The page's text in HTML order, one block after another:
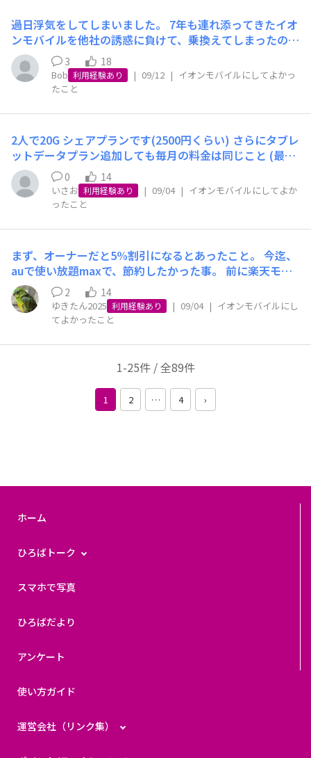
過日浮気をしてしまいました。 7年も連れ添ってきたイオ
ンモバイルを他社の誘惑に負けて、乗換えてしまったので
す。 でも、電波が弱いし繋がりにくい所も。 もうイヤ、
よりを戻したいです。って言う事でイオンモバイルに戻っ
てまいりました。 皆さんも甘い誘惑に注意してね。
3 18
Bob 利用経験あり | 09/12 | イオンモバイルにしてよかっ
たこと
2人で20G シェアプランです(2500円くらい) さらにタブレ
ットデータプラン追加しても毎月の料金は同じこと (最初
に登録手数料だけかかります)
0 14
いさお 利用経験あり | 09/04 | イオンモバイルにしてよか
ったこと
まず、オーナーだと5%割引になるとあったこと。 今迄、
auで使い放題maxで、節約したかった事。 前に楽天モバ
イルを使ったけど…〇円の時ね。その後2ヶ月だけ継続し
たが繋がらない。 でも、今回イオンモバイルにして良か
った事。 通話アプリ(楽天はこれだった)とか入れないで
たのでとても良い繋がりも大丈夫だった。 まだ請求は来
月ならないとこないけど、とても良い。
2 14
ゆきたん2025 利用経験あり | 09/04 | イオンモバイルにし
てよかったこと
1-25件 / 全89件
1 2 … 4 ›
ホーム
ひろばトーク
スマホで写真
ひろばだより
アンケート
使い方ガイド
運営会社（リンク集）